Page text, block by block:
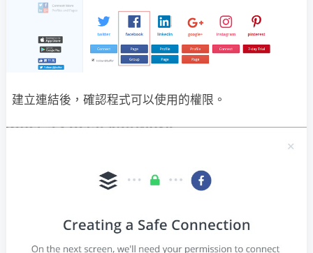
建立連結後，確認程式可以使用的權限。